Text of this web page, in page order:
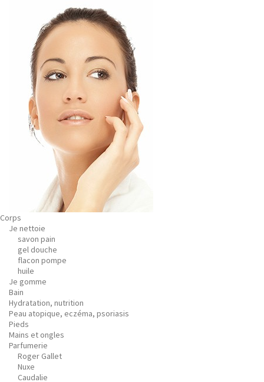
Corps
Je nettoie
savon pain
gel douche
flacon pompe
huile
Je gomme
Bain
Hydratation, nutrition
Peau atopique, eczéma, psoriasis
Pieds
Mains et ongles
Parfumerie
Roger Gallet
Nuxe
Caudalie